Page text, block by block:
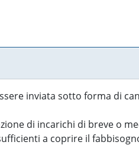
inviata sotto forma di
di incarichi di breve o
a coprire il